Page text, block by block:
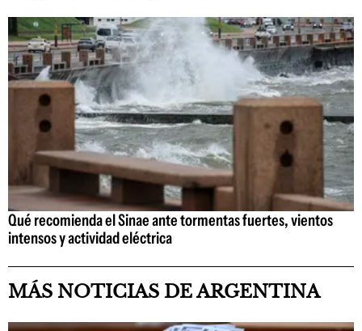
Qué recomienda el Sinae ante tormentas fuertes, vientos
intensos y actividad eléctrica
MÁS NOTICIAS DE ARGENTINA